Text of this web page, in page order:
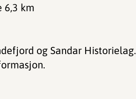
6,3 km
og Sandar Historielag.